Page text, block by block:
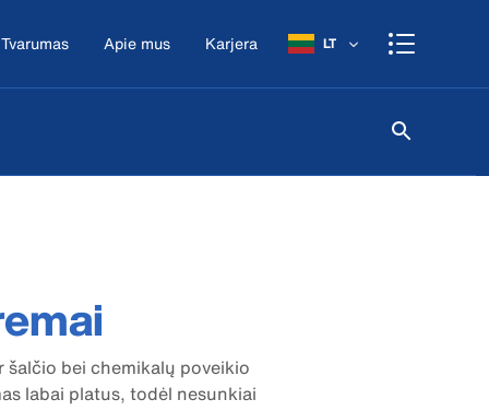
Tvarumas Apie mus Karjera LT
bei chemikalų poveikio
labai platus, todėl nesunkiai